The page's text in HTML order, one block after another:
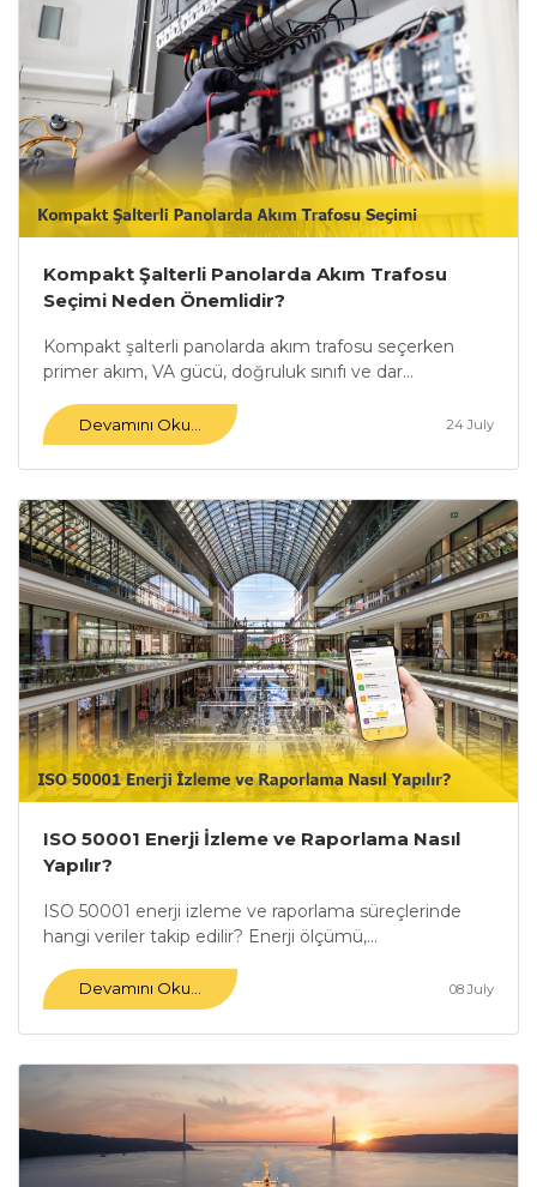
Kompakt Şalterli Panolarda Akım Trafosu
Seçimi Neden Önemlidir?
Kompakt şalterli panolarda akım trafosu seçerken
primer akım, VA gücü, doğruluk sınıfı ve dar...
Devamını Oku... 24 July
ISO 50001 Enerji İzleme ve Raporlama Nasıl
Yapılır?
ISO 50001 enerji izleme ve raporlama süreçlerinde
hangi veriler takip edilir? Enerji ölçümü,...
Devamını Oku... 08 July